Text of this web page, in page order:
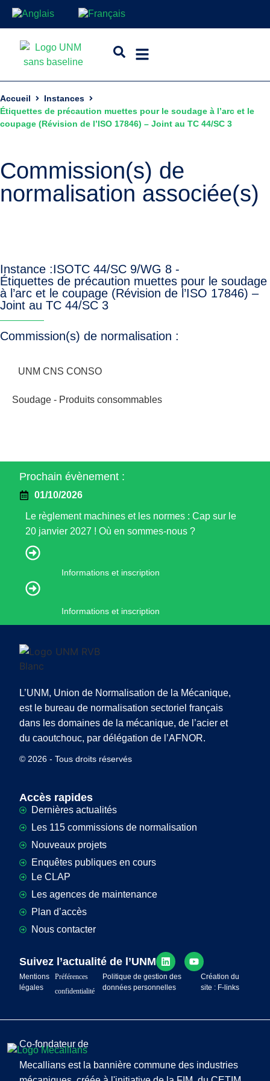
Accueil
Instances
Étiquettes de précaution muettes pour le soudage à l’arc et le
coupage (Révision de l’ISO 17846) – Joint au TC 44/SC 3
Commission(s) de
normalisation associée(s)
Instance :ISOTC 44/SC 9/WG 8 -
Étiquettes de précaution muettes pour le soudage
à l’arc et le coupage (Révision de l’ISO 17846) –
Joint au TC 44/SC 3
Commission(s) de normalisation :
UNM CNS CONSO
Soudage - Produits consommables
Prochain évènement :
01/10/2026
Le règlement machines et les normes : Cap sur le
20 janvier 2027 ! Où en sommes-nous ?
Informations et inscription
Informations et inscription
L’UNM, Union de Normalisation de la Mécanique,
est le bureau de normalisation sectoriel français
dans les domaines de la mécanique, de l’acier et
du caoutchouc, par délégation de l’AFNOR.
© 2026 - Tous droits réservés
Accès rapides
Dernières actualités
Les 115 commissions de normalisation
Nouveaux projets
Enquêtes publiques en cours
Le CLAP
Les agences de maintenance
Plan d’accès
Nous contacter
Suivez l’actualité de l’UNM
Mentions
légales
Préférences
confidentialité
Politique de gestion des
données personnelles
Création du
site : F-links
Co-fondateur de
Mecallians est la bannière commune des industries